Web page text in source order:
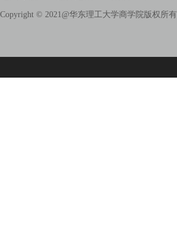
Copyright © 2021@华东理工大学商学院版权所有